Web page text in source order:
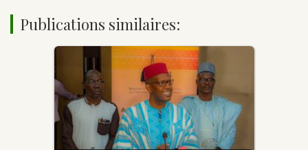
Publications similaires: